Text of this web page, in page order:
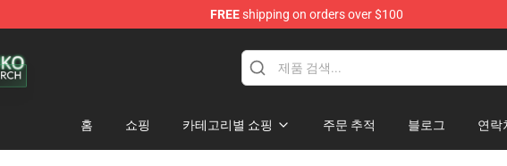
FREEshipping on orders over $100
홈 쇼핑 카테고리별 쇼핑 주문 추적 블로그 연락